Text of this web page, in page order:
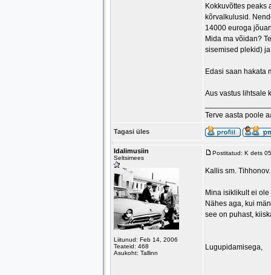
Kokkuvõttes peaks
kõrvalkulusid.
14000 euroga
Mida ma võidan?
sisemised plekid)
Edasi saan hakata
Aus vastus lihtsale
Terve aasta poole
Tagasi üles
Idalimusiin
Seltsimees
Liitunud: Feb 14, 2006
Teateid: 468
Asukoht: Tallinn
Postitatud: K dets
Kallis sm. Tihhonov.
Mina isiklikult ei
Nähes aga, kui
see on puhast,
Lugupidamisega,